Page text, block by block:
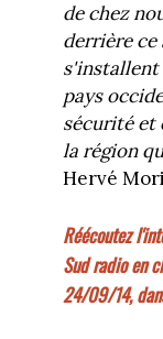
de chez
derrière ce
s'installent
pays
sécurité et
la région
Hervé
Réécoutez
Sud radio en
24/09/14,